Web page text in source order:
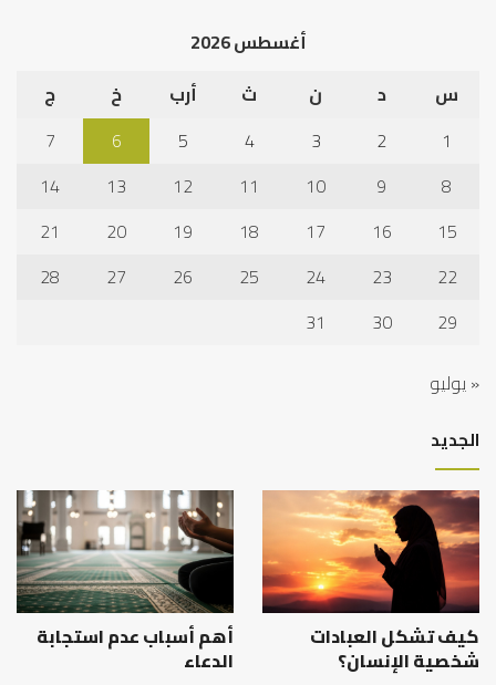
أغسطس 2026
س
د ن ث أرب خ
ج
1
2
3
4
5
6
7
8
9
10
11
12
13
14
15
16
17
18
19
20
21
22
23
24
25
26
27
28
29
30
31
« يوليو
الجديد
كيف تشكل العبادات
شخصية الإنسان؟
أهم أسباب عدم استجابة
الدعاء